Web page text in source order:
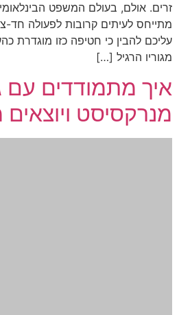
זרים. אולם, בעולם המשפט
מתייחס לעיתים קרובות לפעולה
עליכם להבין כי חטיפה כזו מוגדרת
מגוריו הרגיל […]
איך מתמודדים עם
מנרקסיסט